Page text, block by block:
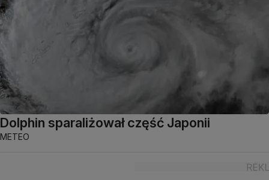
Dolphin sparaliżował część Japonii
METEO